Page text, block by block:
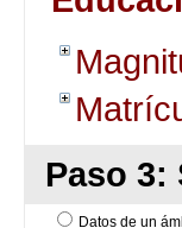
Paso 3:
Datos de un